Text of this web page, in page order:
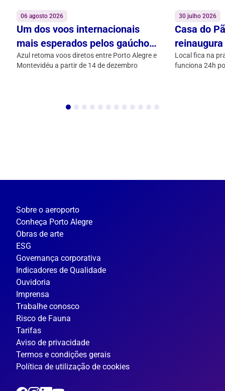
06 agosto 2026
Um dos voos internacionais
mais esperados pelos gaúchos
está de volta
Azul retoma voos diretos entre Porto Alegre e
Montevidéu a partir de 14 de dezembro
30 julho 2026
Casa do
Alegre
Local fica na
funciona 24h
Sobre o aeroporto
Conheça Porto Alegre
Obras de arte
ESG
Governança corporativa
Indicadores de Qualidade
Ouvidoria
Imprensa
Trabalhe conosco
Risco de Fauna
Tarifas
Aviso de privacidade
Termos e condições gerais
Política de utilização de cookies